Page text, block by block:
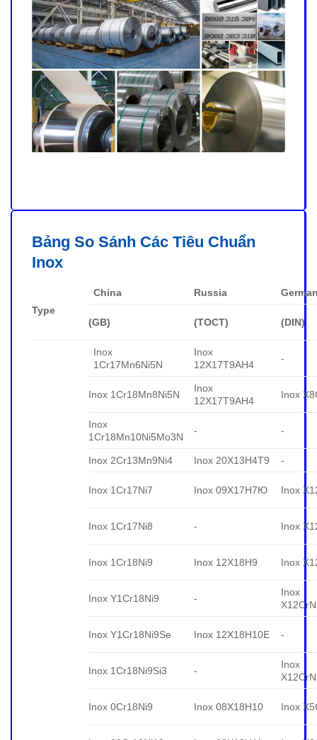
Bảng So Sánh Các Tiêu Chuẩn
Inox
Type
China Russia
(GB) (TOCT) (DIN)
Inox
1Cr17Mn6Ni5N
Inox
12X17T9AH4
-
Inox 1Cr18Mn8Ni5N
Inox
12X17T9AH4
Inox
Inox
1Cr18Mn10Ni5Mo3N
- -
Inox 2Cr13Mn9Ni4 Inox 20X13H4T9 -
Inox 1Cr17Ni7 Inox 09X17H7Ю Inox
Inox 1Cr17Ni8 - Inox
Inox 1Cr18Ni9 Inox 12X18H9 Inox
Inox Y1Cr18Ni9 -
Inox
Inox Y1Cr18Ni9Se Inox 12X18H10E -
Inox 1Cr18Ni9Si3 -
Inox
Inox 0Cr18Ni9 Inox 08X18H10 Inox